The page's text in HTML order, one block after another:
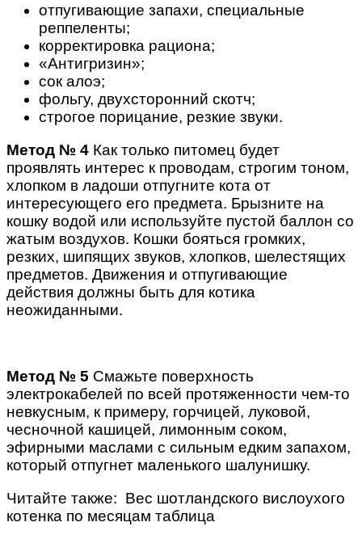
отпугивающие запахи, специальные
реппеленты;
корректировка рациона;
«Антигризин»;
сок алоэ;
фольгу, двухсторонний скотч;
строгое порицание, резкие звуки.
Метод № 4 Как только питомец будет
проявлять интерес к проводам, строгим тоном,
хлопком в ладоши отпугните кота от
интересующего его предмета. Брызните на
кошку водой или используйте пустой баллон со
жатым воздухов. Кошки бояться громких,
резких, шипящих звуков, хлопков, шелестящих
предметов. Движения и отпугивающие
действия должны быть для котика
неожиданными.
Метод № 5 Смажьте поверхность
электрокабелей по всей протяженности чем-то
невкусным, к примеру, горчицей, луковой,
чесночной кашицей, лимонным соком,
эфирными маслами с сильным едким запахом,
который отпугнет маленького шалунишку.
Читайте также: Вес шотландского вислоухого
котенка по месяцам таблица